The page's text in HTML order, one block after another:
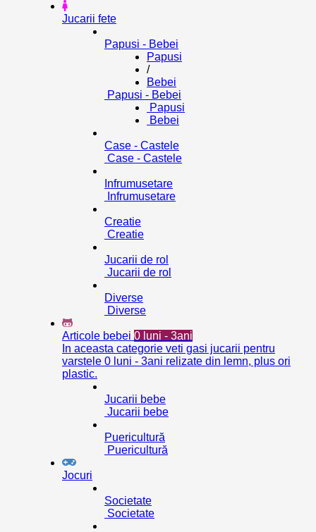
Jucarii fete
Papusi - Bebei
Papusi
/
Bebei
Papusi - Bebei
Papusi
Bebei
Case - Castele
Case - Castele
Infrumusetare
Infrumusetare
Creatie
Creatie
Jucarii de rol
Jucarii de rol
Diverse
Diverse
Articole bebei 0 luni - 3ani
In aceasta categorie veti gasi jucarii pentru
varstele 0 luni - 3ani relizate din lemn, plus ori
plastic.
Jucarii bebe
Jucarii bebe
Puericultură
Puericultură
Jocuri
Societate
Societate